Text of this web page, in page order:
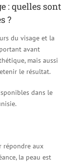
: quelles sont
?
du visage et la
avant
mais aussi
le résultat.
dans le
répondre aux
la peau est